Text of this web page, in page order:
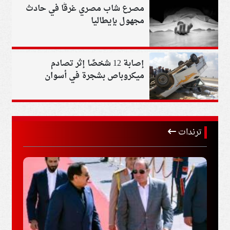
مصرع شاب مصري غرقًا في حادث
مجهول بإيطاليا
إصابة 12 شخصًا إثر تصادم
ميكروباص بشجرة في أسوان
ترندات